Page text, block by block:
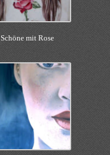
Schöne mit Rose